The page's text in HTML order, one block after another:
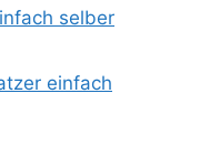
selber
einfach